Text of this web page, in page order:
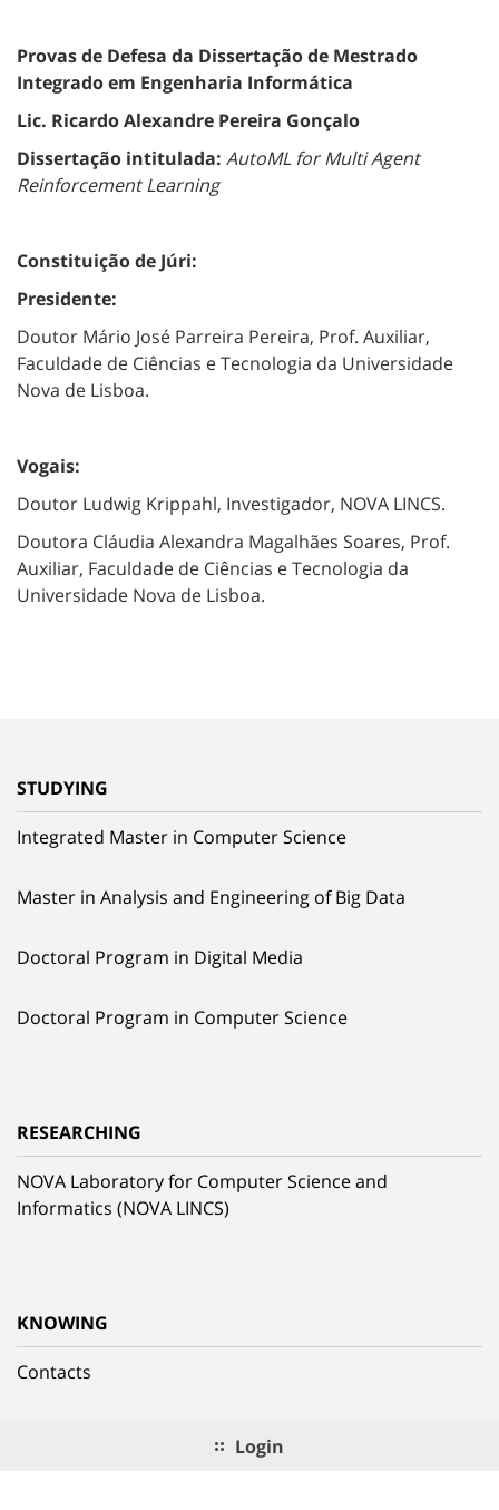
Provas de Defesa da Dissertação de Mestrado
Integrado em Engenharia Informática
Lic. Ricardo Alexandre Pereira Gonçalo
Dissertação intitulada: AutoML for Multi Agent
Reinforcement Learning
Constituição de Júri:
Presidente:
Doutor Mário José Parreira Pereira, Prof. Auxiliar,
Faculdade de Ciências e Tecnologia da Universidade
Nova de Lisboa.
Vogais:
Doutor Ludwig Krippahl, Investigador, NOVA LINCS.
Doutora Cláudia Alexandra Magalhães Soares, Prof.
Auxiliar, Faculdade de Ciências e Tecnologia da
Universidade Nova de Lisboa.
STUDYING
Integrated Master in Computer Science
Master in Analysis and Engineering of Big Data
Doctoral Program in Digital Media
Doctoral Program in Computer Science
RESEARCHING
NOVA Laboratory for Computer Science and
Informatics (NOVA LINCS)
KNOWING
Contacts
Login